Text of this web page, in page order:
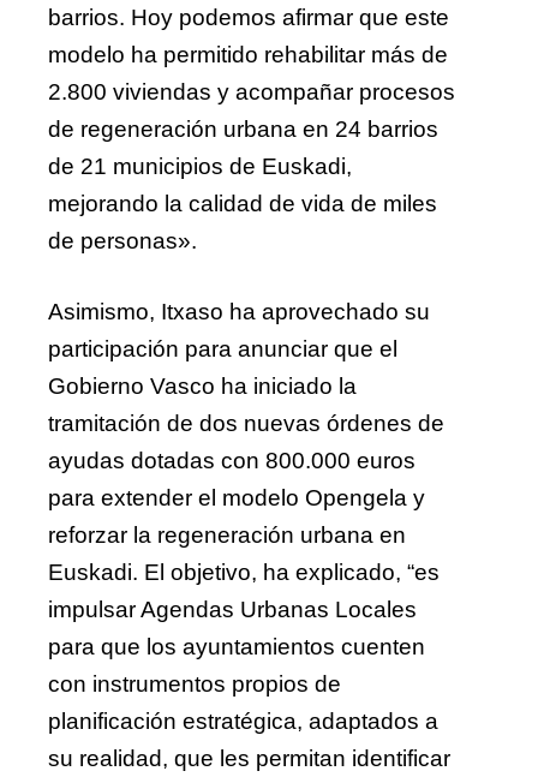
barrios. Hoy podemos afirmar que este
modelo ha permitido rehabilitar más de
2.800 viviendas y acompañar procesos
de regeneración urbana en 24 barrios
de 21 municipios de Euskadi,
mejorando la calidad de vida de miles
de personas».
Asimismo, Itxaso ha aprovechado su
participación para anunciar que el
Gobierno Vasco ha iniciado la
tramitación de dos nuevas órdenes de
ayudas dotadas con 800.000 euros
para extender el modelo Opengela y
reforzar la regeneración urbana en
Euskadi. El objetivo, ha explicado, “es
impulsar Agendas Urbanas Locales
para que los ayuntamientos cuenten
con instrumentos propios de
planificación estratégica, adaptados a
su realidad, que les permitan identificar